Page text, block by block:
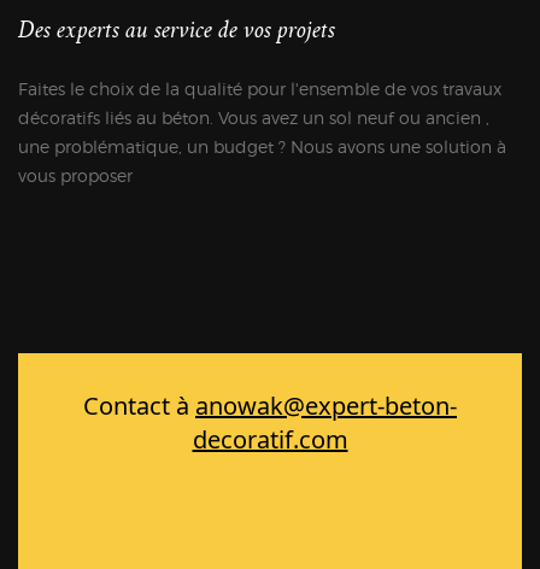
Des experts au service de vos projets
Faites le choix de la qualité pour l'ensemble de vos travaux
décoratifs liés au béton. Vous avez un sol neuf ou ancien ,
une problématique, un budget ? Nous avons une solution à
vous proposer